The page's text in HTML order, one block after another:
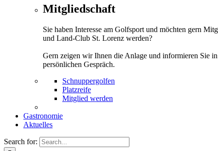
Mitgliedschaft
Sie haben Interesse am Golfsport und möchten gern
und Land-Club St. Lorenz werden?
Gern zeigen wir Ihnen die Anlage und informieren Sie
persönlichen Gespräch.
Schnuppergolfen
Platzreife
Mitglied werden
Gastronomie
Aktuelles
Search for: